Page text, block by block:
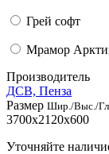
Грей софт
Мрамор
Производитель
ДСВ, Пенза
Размер Шир./Выс./
3700x2120x600
Уточняйте